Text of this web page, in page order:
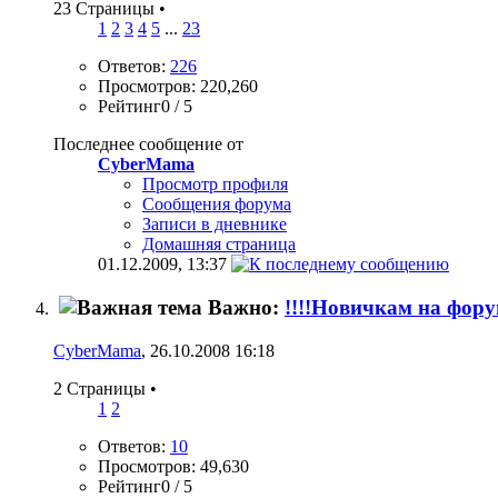
23 Страницы •
1 2 3 4 5 ... 23
Ответов: 226
Просмотров: 220,260
Рейтинг0 / 5
Последнее сообщение от
CyberMama
Просмотр профиля
Сообщения форума
Записи в дневнике
Домашняя страница
01.12.2009, 13:37
Важно: !!!!Новичкам на
CyberMama, 26.10.2008 16:18
2 Страницы •
1 2
Ответов: 10
Просмотров: 49,630
Рейтинг0 / 5